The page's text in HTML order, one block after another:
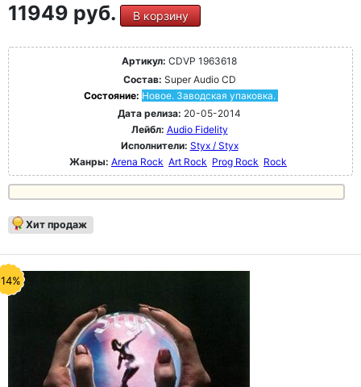
11949 руб. В корзину
Артикул: CDVP 1963618
Состав: Super Audio CD
Состояние: Новое. Заводская упаковка.
Дата релиза: 20-05-2014
Лейбл: Audio Fidelity
Исполнители: Styx / Styx
Жанры: Arena Rock Art Rock Prog Rock Rock
Хит продаж